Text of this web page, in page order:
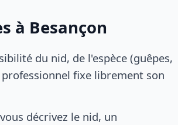
à Besançon
du nid, de l'espèce (guêpes,
fixe librement son
décrivez le nid, un